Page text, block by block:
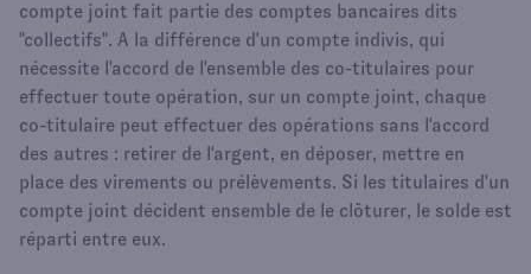
compte joint fait partie des comptes bancaires dits
"collectifs". A la différence d'un compte indivis, qui
nécessite l'accord de l'ensemble des co-titulaires pour
effectuer toute opération, sur un compte joint, chaque
co-titulaire peut effectuer des opérations sans l'accord
des autres : retirer de l'argent, en déposer, mettre en
place des virements ou prélèvements. Si les titulaires d'un
compte joint décident ensemble de le clôturer, le solde est
réparti entre eux.